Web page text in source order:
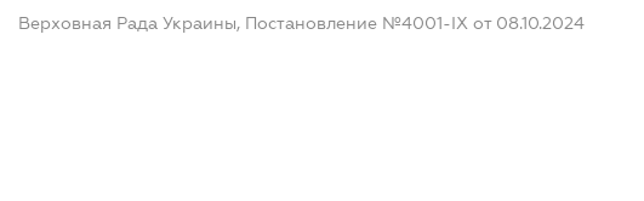
Верховная Рада Украины, Постановление №4001-IX от 08.10.2024